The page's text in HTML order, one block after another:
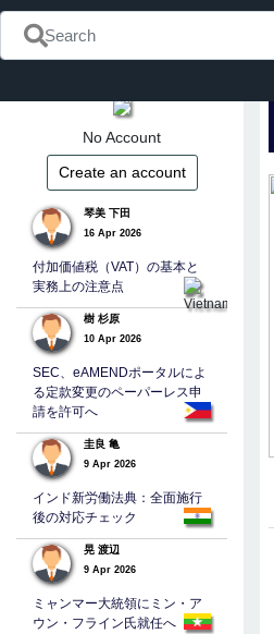
No Account
Create an account
琴美 下田
16 Apr 2026
付加価値税（VAT）の基本と
実務上の注意点
樹 杉原
10 Apr 2026
SEC、eAMENDポータルによ
る定款変更のペーパーレス申
請を許可へ
圭良 亀
9 Apr 2026
インド新労働法典：全面施行
後の対応チェック
晃 渡辺
9 Apr 2026
ミャンマー大統領にミン・ア
ウン・フライン氏就任へ